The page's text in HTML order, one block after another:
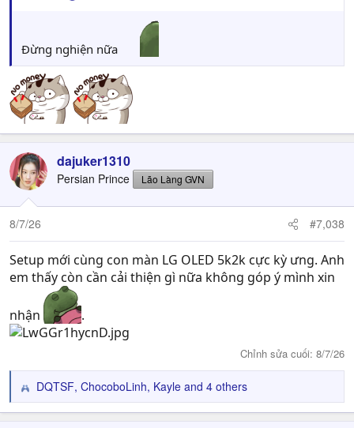
Đừng nghiện nữa
dajuker1310
Persian Prince Lão Làng GVN
8/7/26 #7,038
Setup mới cùng con màn LG OLED 5k2k cực kỳ ưng. Anh
em thấy còn cần cải thiện gì nữa không góp ý mình xin
nhận .
Chỉnh sửa cuối: 8/7/26
R
e
DQTSF, ChocoboLinh, Kayle and 4 others